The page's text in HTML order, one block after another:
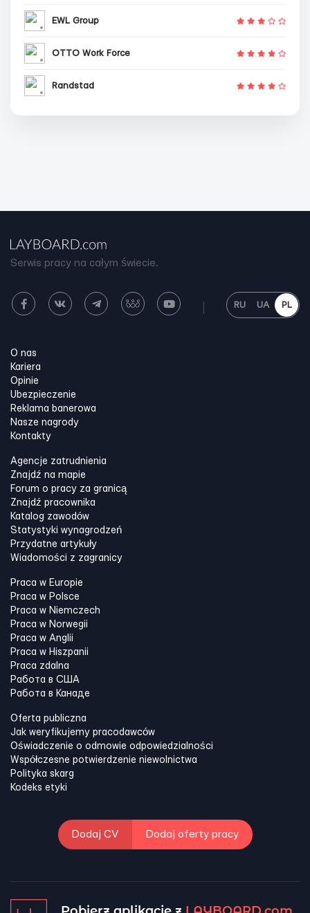
EWL Group
OTTO Work Force
Randstad
Serwis pracy na całym świecie.
RU UA PL
O nas
Kariera
Opinie
Ubezpieczenie
Reklama banerowa
Nasze nagrody
Kontakty
Agencje zatrudnienia
Znajdź na mapie
Forum o pracy za granicą
Znajdź pracownika
Katalog zawodów
Statystyki wynagrodzeń
Przydatne artykuły
Wiadomości z zagranicy
Praca w Europie
Praca w Polsce
Praca w Niemczech
Praca w Norwegii
Praca w Anglii
Praca w Hiszpanii
Praca zdalna
Работа в США
Работа в Канадe
Oferta publiczna
Jak weryfikujemy pracodawców
Oświadczenie o odmowie odpowiedzialności
Współczesne potwierdzenie niewolnictwa
Polityka skarg
Kodeks etyki
Dodaj CV Dodaj oferty pracy